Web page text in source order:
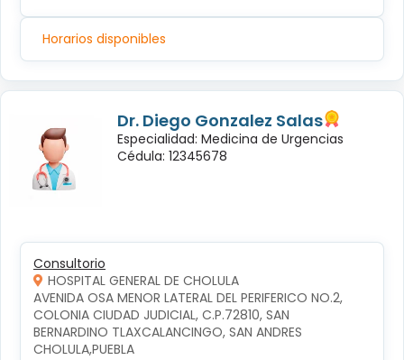
Horarios disponibles
Dr. Diego Gonzalez Salas
Especialidad: Medicina de Urgencias
Cédula: 12345678
Consultorio
HOSPITAL GENERAL DE CHOLULA
AVENIDA OSA MENOR LATERAL DEL PERIFERICO NO.2,
COLONIA CIUDAD JUDICIAL, C.P.72810, SAN
BERNARDINO TLAXCALANCINGO, SAN ANDRES
CHOLULA,PUEBLA